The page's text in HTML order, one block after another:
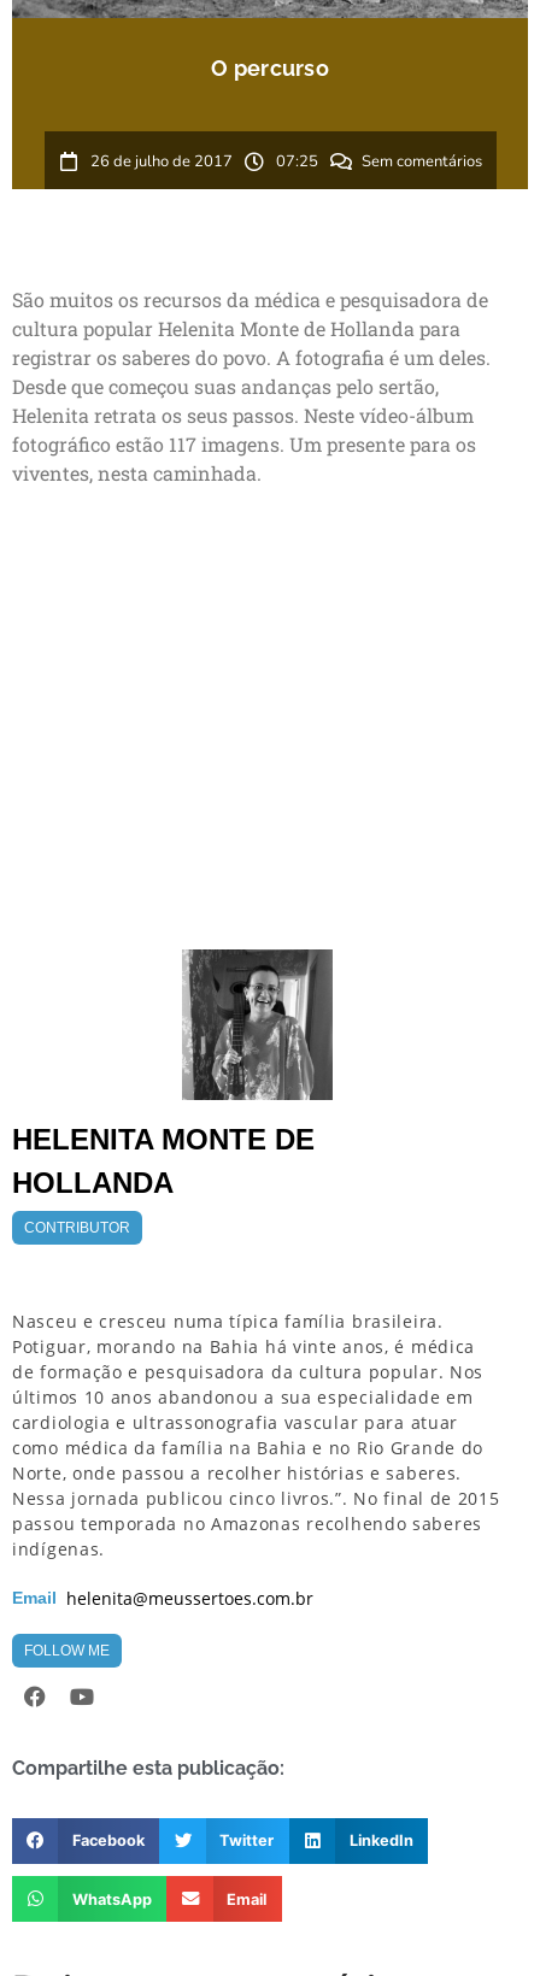
O percurso
26 de julho de 2017 07:25 Sem comentários
São muitos os recursos da médica e pesquisadora de
cultura popular Helenita Monte de Hollanda para
registrar os saberes do povo. A fotografia é um deles.
Desde que começou suas andanças pelo sertão,
Helenita retrata os seus passos. Neste vídeo-álbum
fotográfico estão 117 imagens. Um presente para os
viventes, nesta caminhada.
HELENITA MONTE DE
HOLLANDA
CONTRIBUTOR
Nasceu e cresceu numa típica família brasileira.
Potiguar, morando na Bahia há vinte anos, é médica
de formação e pesquisadora da cultura popular. Nos
últimos 10 anos abandonou a sua especialidade em
cardiologia e ultrassonografia vascular para atuar
como médica da família na Bahia e no Rio Grande do
Norte, onde passou a recolher histórias e saberes.
Nessa jornada publicou cinco livros.”. No final de 2015
passou temporada no Amazonas recolhendo saberes
indígenas.
Email helenita@meussertoes.com.br
FOLLOW ME
Compartilhe esta publicação:
Facebook Twitter LinkedIn
WhatsApp Email